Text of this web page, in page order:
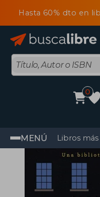
Hasta 60% dto en
0
MENÚ Libros